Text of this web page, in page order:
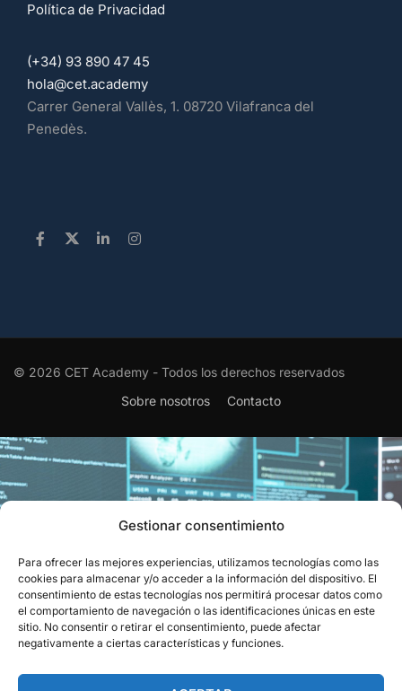
Gestionar consentimiento
Para ofrecer las mejores experiencias, utilizamos tecnologías como las
cookies para almacenar y/o acceder a la información del dispositivo. El
consentimiento de estas tecnologías nos permitirá procesar datos como
el comportamiento de navegación o las identificaciones únicas en este
sitio. No consentir o retirar el consentimiento, puede afectar
negativamente a ciertas características y funciones.
Política de Privacidad
(+34) 93 890 47 45
hola@cet.academy
Carrer General Vallès, 1. 08720 Vilafranca del
Penedès.
© 2026 CET Academy - Todos los derechos reservados
Sobre nosotros
Contacto
EL RECONOCIMIENTO QUE
CIERRA EL CÍRCULO
Obtén el aval oficial que certifica tu capacidad para resolver